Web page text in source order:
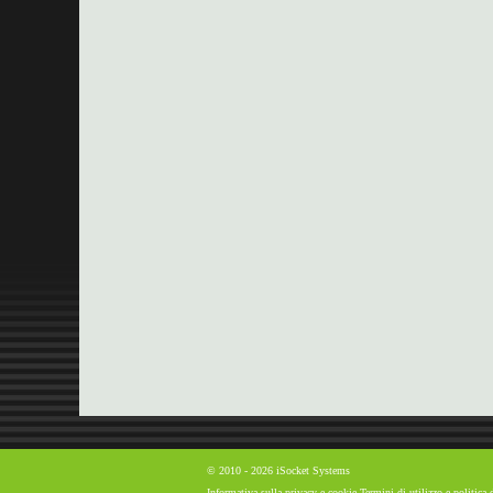
© 2010 - 2026 iSocket Systems